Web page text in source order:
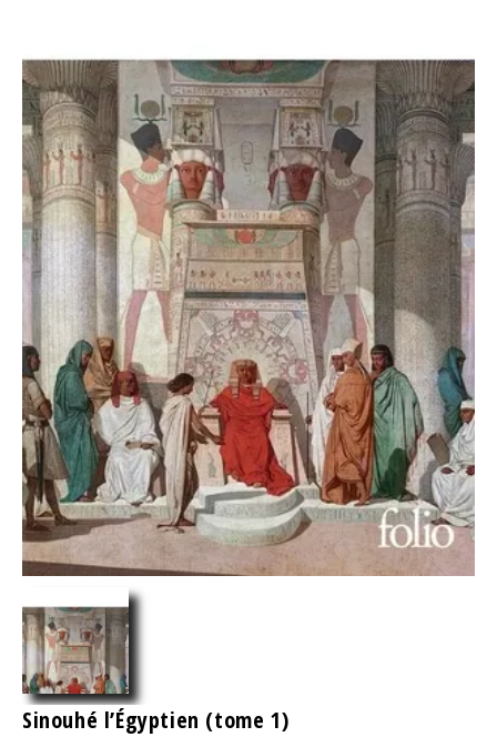
Sinouhé l’Égyptien (tome 1)